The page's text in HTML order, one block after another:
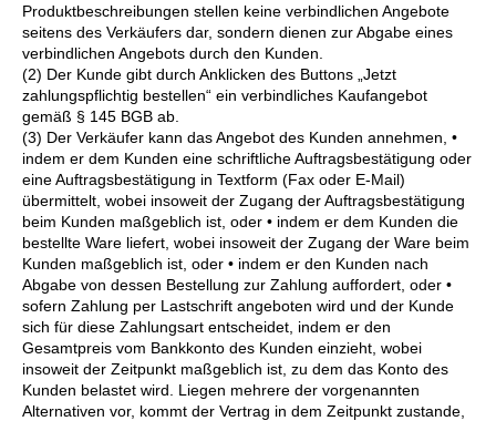
Produktbeschreibungen stellen keine verbindlichen Angebote
seitens des Verkäufers dar, sondern dienen zur Abgabe eines
verbindlichen Angebots durch den Kunden.
(2) Der Kunde gibt durch Anklicken des Buttons „Jetzt
zahlungspflichtig bestellen“ ein verbindliches Kaufangebot
gemäß § 145 BGB ab.
(3) Der Verkäufer kann das Angebot des Kunden annehmen, •
indem er dem Kunden eine schriftliche Auftragsbestätigung oder
eine Auftragsbestätigung in Textform (Fax oder E-Mail)
übermittelt, wobei insoweit der Zugang der Auftragsbestätigung
beim Kunden maßgeblich ist, oder • indem er dem Kunden die
bestellte Ware liefert, wobei insoweit der Zugang der Ware beim
Kunden maßgeblich ist, oder • indem er den Kunden nach
Abgabe von dessen Bestellung zur Zahlung auffordert, oder •
sofern Zahlung per Lastschrift angeboten wird und der Kunde
sich für diese Zahlungsart entscheidet, indem er den
Gesamtpreis vom Bankkonto des Kunden einzieht, wobei
insoweit der Zeitpunkt maßgeblich ist, zu dem das Konto des
Kunden belastet wird. Liegen mehrere der vorgenannten
Alternativen vor, kommt der Vertrag in dem Zeitpunkt zustande,